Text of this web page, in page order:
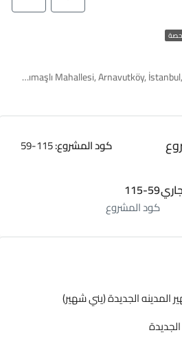
Hacımaşlı Mahallesi, Arnavutköy,
كود المشروع:
115-59
كود المشروع
المدينه الجديدة (يني شهير)